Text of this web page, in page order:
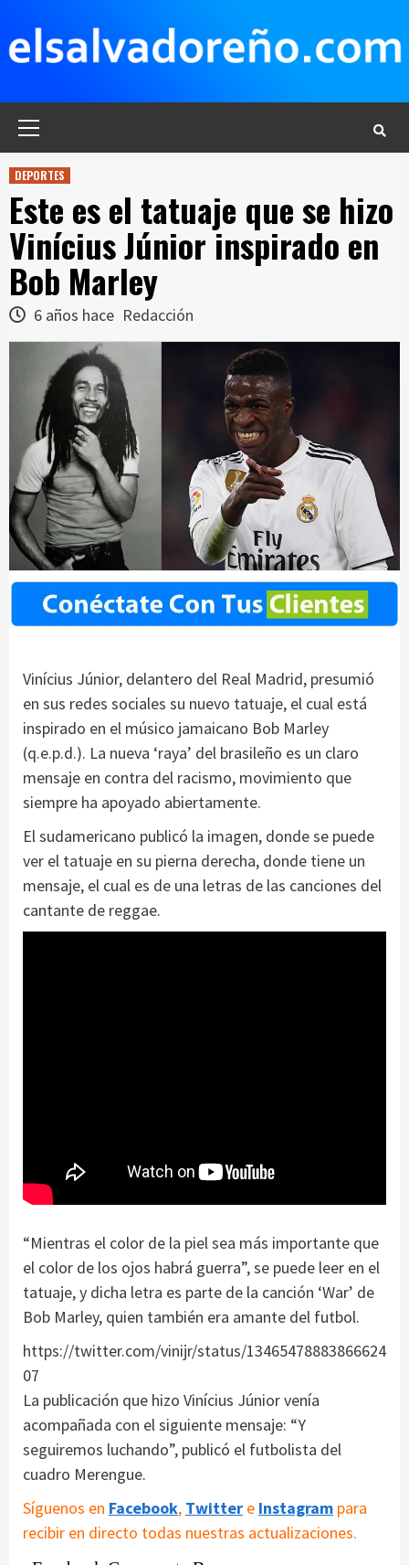
contenido
DEPORTES
Este es el tatuaje que se hizo
Vinícius Júnior inspirado en
Bob Marley
6 años hace Redacción
Vinícius Júnior, delantero del Real Madrid, presumió
en sus redes sociales su nuevo tatuaje, el cual está
inspirado en el músico jamaicano Bob Marley
(q.e.p.d.). La nueva ‘raya’ del brasileño es un claro
mensaje en contra del racismo, movimiento que
siempre ha apoyado abiertamente.
El sudamericano publicó la imagen, donde se puede
ver el tatuaje en su pierna derecha, donde tiene un
mensaje, el cual es de una letras de las canciones del
cantante de reggae.
“Mientras el color de la piel sea más importante que
el color de los ojos habrá guerra”, se puede leer en el
tatuaje, y dicha letra es parte de la canción ‘War’ de
Bob Marley, quien también era amante del futbol.
https://twitter.com/vinijr/status/13465478883866624
07
La publicación que hizo Vinícius Júnior venía
acompañada con el siguiente mensaje: “Y
seguiremos luchando”, publicó el futbolista del
cuadro Merengue.
Síguenos en Facebook, Twitter e Instagram para
recibir en directo todas nuestras actualizaciones.